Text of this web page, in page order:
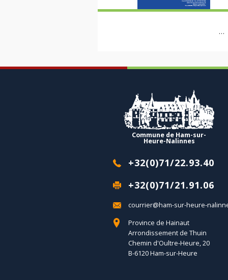
…
Commune de Ham-sur-
Heure-Nalinnes
+32(0)71/22.93.40
+32(0)71/21.91.06
courrier@ham-sur-heure-
Province de Hainaut
Arrondissement de Thuin
Chemin d'Oultre-Heure, 20
B-6120 Ham-sur-Heure